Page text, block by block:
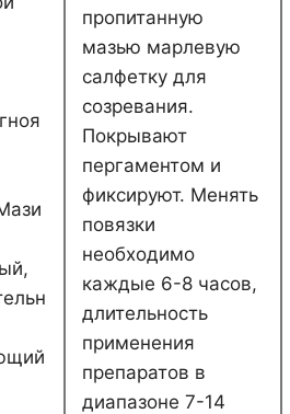
пропитанную
мазью марлевую
салфетку для
созревания.
Покрывают
пергаментом и
фиксируют. Менять
повязки
необходимо
каждые 6-8 часов,
длительность
применения
препаратов в
диапазоне 7-14